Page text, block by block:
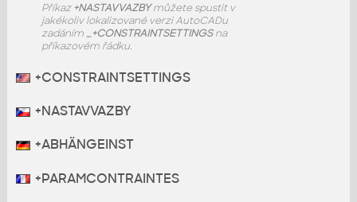
Příkaz +NASTAVVAZBYmůžete spustit v
jakékoliv lokalizované verzi AutoCADu
zadáním _+CONSTRAINTSETTINGSna
příkazovém řádku.
+CONSTRAINTSETTINGS
+NASTAVVAZBY
+ABHÄNGEINST
+PARAMCONTRAINTES